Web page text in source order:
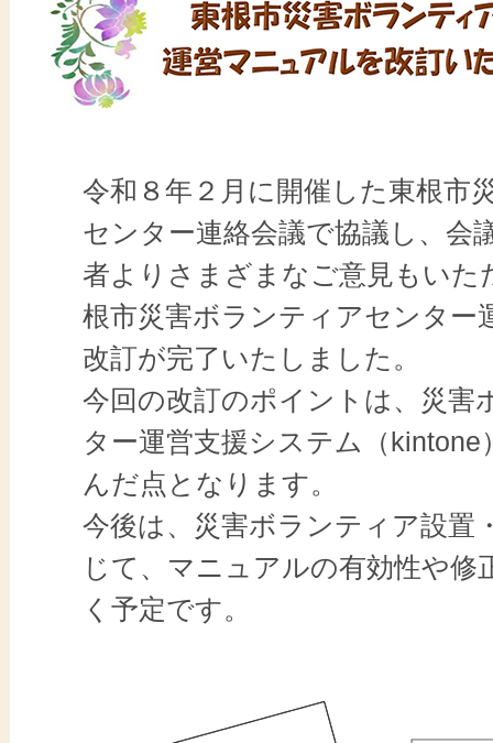
令和８年２月に開催した東根市
センター連絡会議で協議し、会
者よりさまざまなご意見もいた
根市災害ボランティアセンター
改訂が完了いたしました。
今回の改訂のポイントは、災害
ター運営支援システム（kintone
んだ点となります。
今後は、災害ボランティア設置
じて、マニュアルの有効性や修
く予定です。